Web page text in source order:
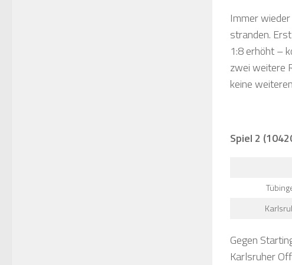
Immer
stranden.
1:8 erhöht –
zwei weitere
keine
Spiel 2
Gegen
Karlsruher